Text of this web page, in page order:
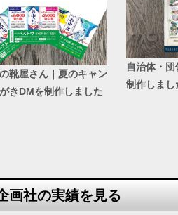
靴屋さん｜夏のキャン
きDMを制作しました
自治体・
制作しまし
画社の実績を見る